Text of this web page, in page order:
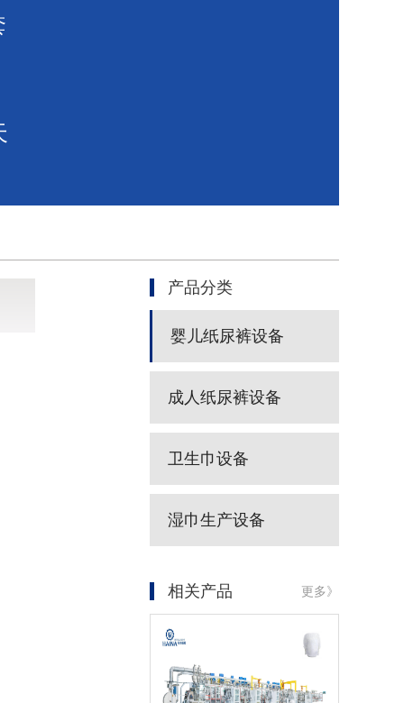
产品分类
婴儿纸尿裤设备
成人纸尿裤设备
卫生巾设备
湿巾生产设备
相关产品 更多》